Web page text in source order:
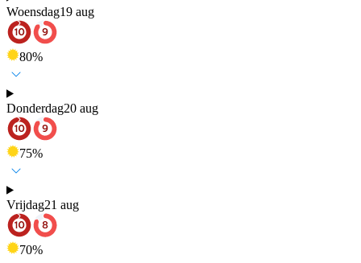
Woensdag19 aug
80%
Donderdag20 aug
75%
Vrijdag21 aug
70%